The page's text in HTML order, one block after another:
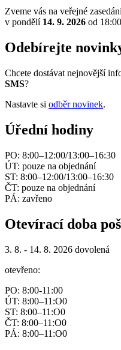
Zveme vás na veřejné
v pondělí 14. 9. 2026 od
Odebírejte
Chcete dostávat nejnovější
SMS?
Nastavte si odběr novinek.
Úřední hodiny
PO: 8:00–12:00/13:00–16:30
ÚT: pouze na objednání
ST: 8:00–12:00/13:00–16:30
ČT: pouze na objednání
PÁ: zavřeno
Otevírací doba
3. 8. - 14. 8. 2026 dovolená
otevřeno:
PO: 8:00-11:00
ÚT: 8:00–11:O0
ST: 8:00–11:O0
ČT: 8:00–11:O0
PÁ: 8:00–11:O0